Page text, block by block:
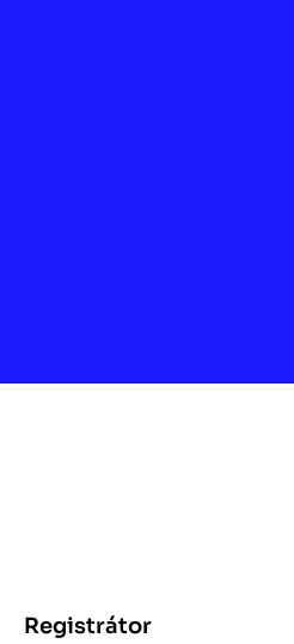
Registrátor